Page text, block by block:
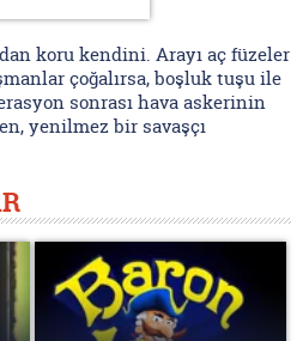
koru kendini. Arayı aç füzeler
çoğalırsa, boşluk tuşu ile
sonrası hava askerinin
yenilmez bir savaşçı